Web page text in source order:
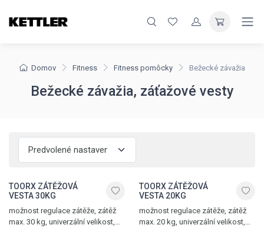
Domov Fitness Fitness pomôcky Bežecké závažia
Bežecké závažia, záťažové vesty
TOORX ZÁTĚŽOVÁ
VESTA 30KG
možnost regulace zátěže, zátěž
max. 30 kg, univerzální velikost,
TOORX ZÁTĚŽOVÁ
VESTA 20KG
možnost regulace zátěže, zátěž
max. 20 kg, univerzální velikost,